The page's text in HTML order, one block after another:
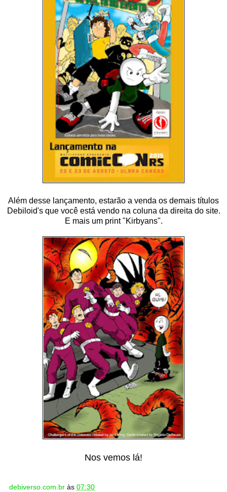
Além desse lançamento, estarão a venda os demais títulos
Debiloid's que você está vendo na coluna da direita do site.
E mais um print "Kirbyans".
Nos vemos lá!
debiverso.com.br às 07:30